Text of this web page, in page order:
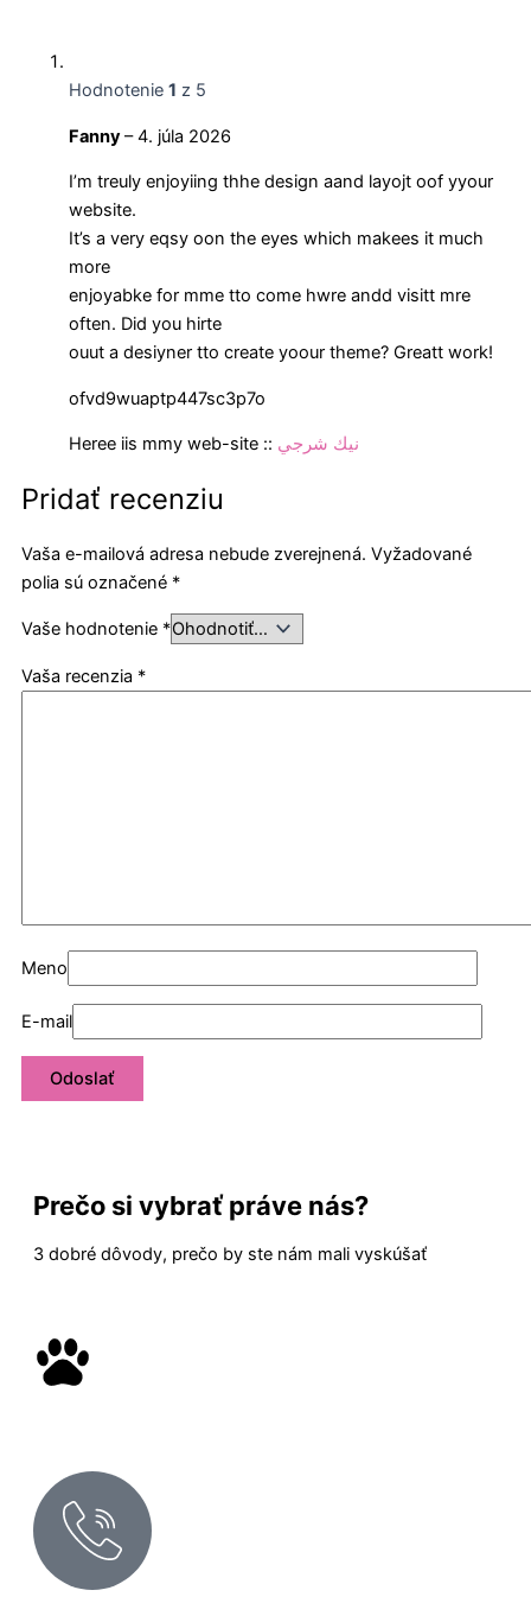
Hodnotenie 1 z 5
Fanny– 4. júla 2026
I’m treuly enjoyiing thhe design aand layojt oof yyour
website.
It’s a very eqsy oon the eyes which makees it much
more
enjoyabke for mme tto come hwre andd visitt mre
often. Did you hirte
ouut a desiyner tto create yoour theme? Greatt work!
ofvd9wuaptp447sc3p7o
Heree iis mmy web-site :: نيك شرجي
Pridať recenziu
Vaša e-mailová adresa nebude zverejnená. Vyžadované
polia sú označené *
Vaše hodnotenie *
Vaša recenzia *
Meno
E-mail
Prečo si vybrať práve nás?
3 dobré dôvody, prečo by ste nám mali vyskúšať